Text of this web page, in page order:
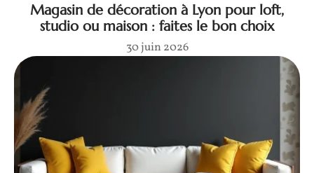
Magasin de décoration à Lyon pour loft,
studio ou maison : faites le bon choix
30 juin 2026